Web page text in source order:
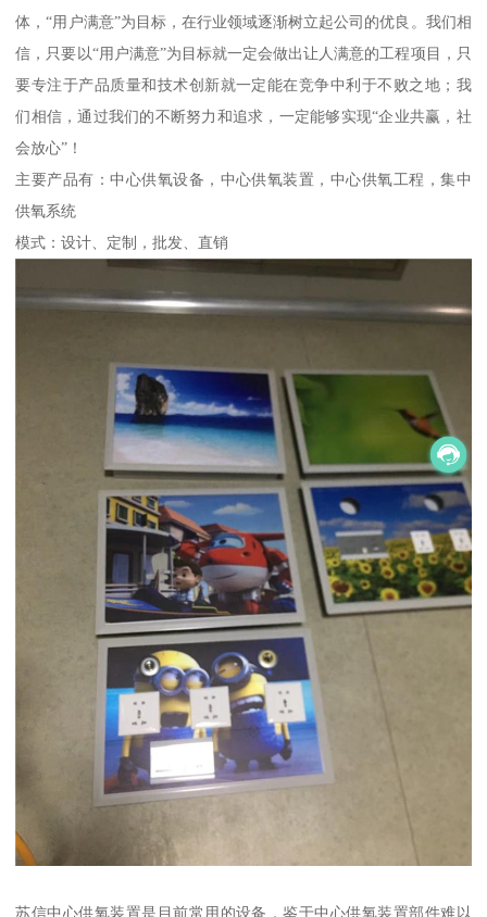
体，“用户满意”为目标，在行业领域逐渐树立起公司的优良。我们相
信，只要以“用户满意”为目标就一定会做出让人满意的工程项目，只
要专注于产品质量和技术创新就一定能在竞争中利于不败之地；我
们相信，通过我们的不断努力和追求，一定能够实现“企业共赢，社
会放心”！
主要产品有：中心供氧设备，中心供氧装置，中心供氧工程，集中
供氧系统
模式：设计、定制，批发、直销
苏信中心供氧装置是目前常用的设备，鉴于中心供氧装置部件难以